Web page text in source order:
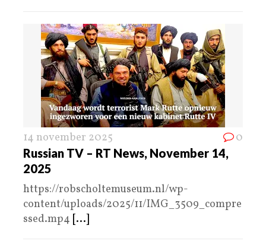
14 november 2025 0
Russian TV – RT News, November 14,
2025
https://robscholtemuseum.nl/wp-
content/uploads/2025/11/IMG_3509_compre
ssed.mp4 [...]